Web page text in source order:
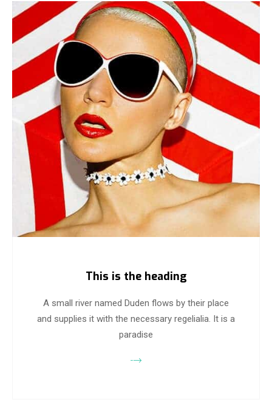
This is the heading
A small river named Duden flows by their place
and supplies it with the necessary regelialia. It is a
paradise